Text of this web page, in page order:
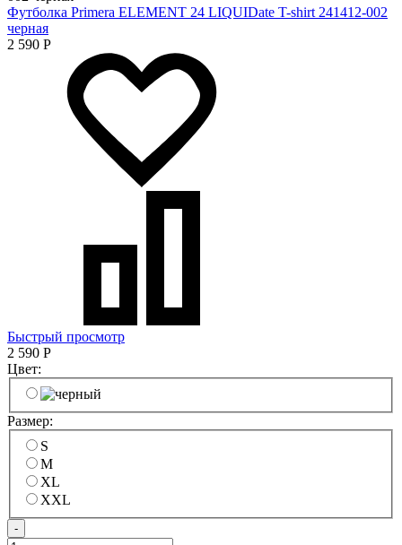
Футболка Primera ELEMENT 24 LIQUIDate T-shirt 241412-002
черная
2 590 Р
Быстрый просмотр
2 590 Р
Цвет:
Размер:
S
M
XL
XXL
-